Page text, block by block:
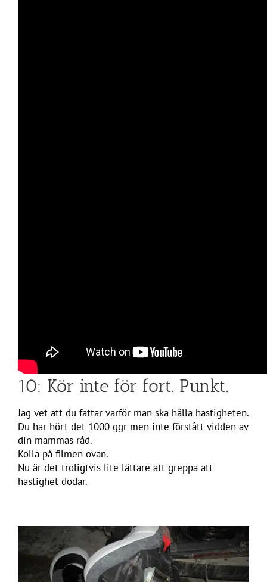
10: Kör inte för fort. Punkt.
Jag vet att du fattar varför man ska hålla hastigheten.
Du har hört det 1000 ggr men inte förstått vidden av
din mammas råd.
Kolla på filmen ovan.
Nu är det troligtvis lite lättare att greppa att
hastighet dödar.